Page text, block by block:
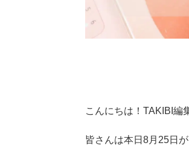
こんにちは！TAKIBI編
皆さんは本日8月25日